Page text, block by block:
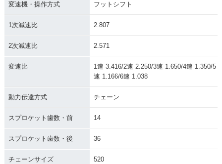
変速機・操作方式 フットシフト
1次減速比 2.807
2次減速比 2.571
変速比
1速 3.416/2速 2.250/3速 1.650/4速 1.350/5
速 1.166/6速 1.038
動力伝達方式 チェーン
スプロケット歯数・前 14
スプロケット歯数・後 36
チェーンサイズ 520